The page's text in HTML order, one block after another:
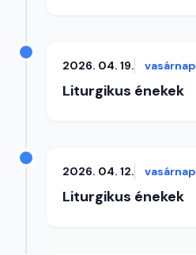
2026. 04. 19. vasárnap
Liturgikus énekek
2026. 04. 12. vasárnap
Liturgikus énekek